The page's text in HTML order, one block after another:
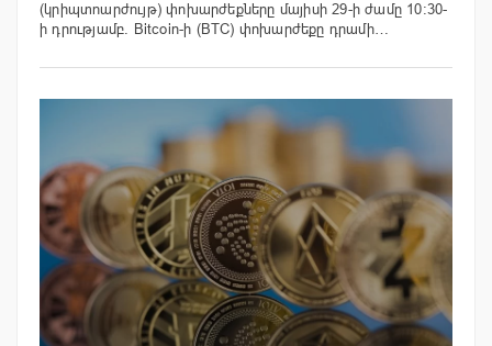
(կրիպտոարժույթ) փոխարժեքները մայիսի 29-ի ժամը 10:30-
ի դրությամբ. Bitcoin-ի (BTC) փոխարժեքը դրամի…